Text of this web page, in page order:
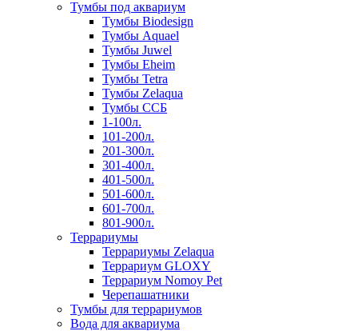
Тумбы под аквариум
Тумбы Biodesign
Тумбы Aquael
Тумбы Juwel
Тумбы Eheim
Тумбы Tetra
Тумбы Zelaqua
Тумбы ССБ
1-100л.
101-200л.
201-300л.
301-400л.
401-500л.
501-600л.
601-700л.
801-900л.
Террариумы
Террариумы Zelaqua
Террариум GLOXY
Террариум Nomoy Pet
Черепашатники
Тумбы для террариумов
Вода для аквариума